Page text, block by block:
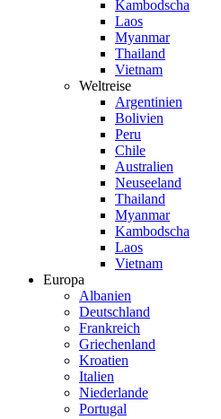
Kambodscha
Laos
Myanmar
Thailand
Vietnam
Weltreise
Argentinien
Bolivien
Peru
Chile
Australien
Neuseeland
Thailand
Myanmar
Kambodscha
Laos
Vietnam
Europa
Albanien
Deutschland
Frankreich
Griechenland
Kroatien
Italien
Niederlande
Portugal